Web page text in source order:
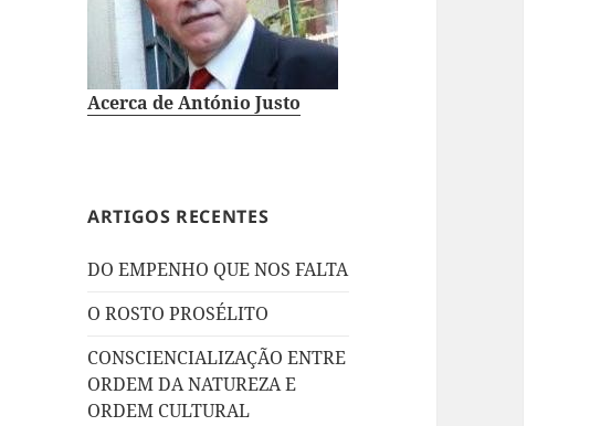
Acerca de António Justo
ARTIGOS RECENTES
DO EMPENHO QUE NOS FALTA
O ROSTO PROSÉLITO
CONSCIENCIALIZAÇÃO ENTRE
ORDEM DA NATUREZA E
ORDEM CULTURAL